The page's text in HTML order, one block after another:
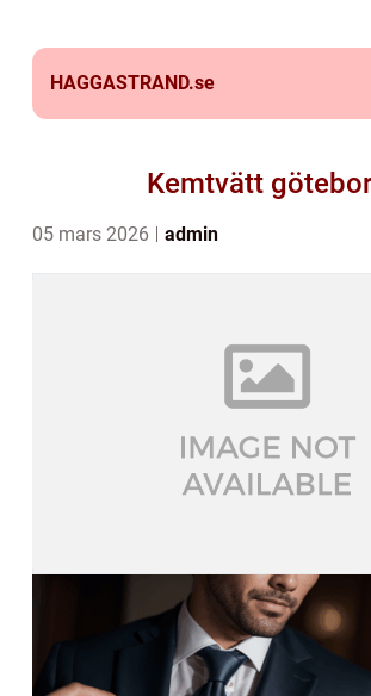
HAGGASTRAND.se
Kemtvätt
05 mars 2026 admin